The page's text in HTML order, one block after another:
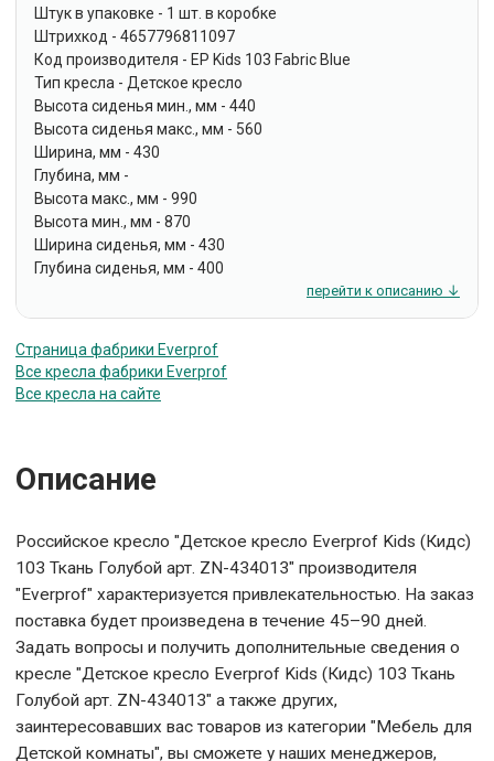
Штук в упаковке - 1 шт. в коробке
Штрихкод - 4657796811097
Код производителя - EP Kids 103 Fabric Blue
Тип кресла - Детское кресло
Высота сиденья мин., мм - 440
Высота сиденья макс., мм - 560
Ширина, мм - 430
Глубина, мм -
Высота макс., мм - 990
Высота мин., мм - 870
Ширина сиденья, мм - 430
Глубина сиденья, мм - 400
перейти к описанию ↓
Страница фабрики Everprof
Все кресла фабрики Everprof
Все кресла на сайте
Описание
Российское кресло "Детское кресло Everprof Kids (Кидс)
103 Ткань Голубой арт. ZN-434013" производителя
"Everprof" характеризуется привлекательностью. На заказ
поставка будет произведена в течение 45–90 дней.
Задать вопросы и получить дополнительные сведения о
кресле "Детское кресло Everprof Kids (Кидс) 103 Ткань
Голубой арт. ZN-434013" а также других,
заинтересовавших вас товаров из категории "Мебель для
Детской комнаты", вы сможете у наших менеджеров,